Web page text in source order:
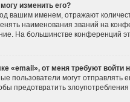
изменить его?
вашим именем, отражают
наименования званий на
На большинстве конференций
«email», от меня требуют войти
пользователи могут
предотвратить